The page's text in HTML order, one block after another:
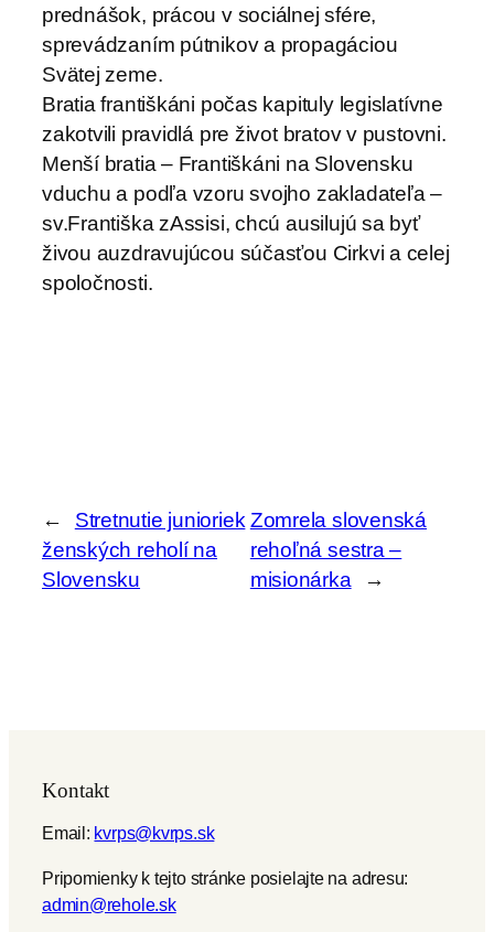
prednášok, prácou v sociálnej sfére,
sprevádzaním pútnikov a propagáciou
Svätej zeme.
Bratia františkáni počas kapituly legislatívne
zakotvili pravidlá pre život bratov v pustovni.
Menší bratia – Františkáni na Slovensku
vduchu a podľa vzoru svojho zakladateľa –
sv.Františka zAssisi, chcú ausilujú sa byť
živou auzdravujúcou súčasťou Cirkvi a celej
spoločnosti.
←
Stretnutie junioriek
ženských reholí na
Slovensku
Zomrela slovenská
rehoľná sestra –
misionárka
→
Kontakt
Email: kvrps@kvrps.sk
Pripomienky k tejto stránke posielajte na adresu:
admin@rehole.sk